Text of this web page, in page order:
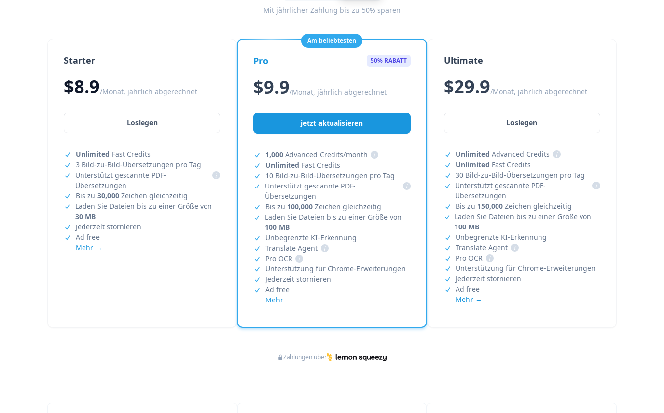
Mit jährlicher Zahlung bis zu 50% sparen
Starter
$8.9/Monat, jährlich abgerechnet
Loslegen
Unlimited Fast Credits
3 Bild-zu-Bild-Übersetzungen pro Tag
Unterstützt gescannte PDF-
Übersetzungen
i
Bis zu 30,000 Zeichen gleichzeitig
Laden Sie Dateien bis zu einer Größe von
30 MB
Jederzeit stornieren
Ad free
Mehr →
Am beliebtesten
Pro 50% RABATT
$9.9/Monat, jährlich abgerechnet
jetzt aktualisieren
1,000 Advanced Credits/month
i
Unlimited Fast Credits
10 Bild-zu-Bild-Übersetzungen pro Tag
Unterstützt gescannte PDF-
Übersetzungen
i
Bis zu 100,000 Zeichen gleichzeitig
Laden Sie Dateien bis zu einer Größe von
100 MB
Unbegrenzte KI-Erkennung
Translate Agent
i
Pro OCR
i
Unterstützung für Chrome-Erweiterungen
Jederzeit stornieren
Ad free
Mehr →
Ultimate
$29.9/Monat, jährlich abgerechnet
Loslegen
Unlimited Advanced Credits
i
Unlimited Fast Credits
30 Bild-zu-Bild-Übersetzungen pro Tag
Unterstützt gescannte PDF-
Übersetzungen
i
Bis zu 150,000Zeichen gleichzeitig
Laden Sie Dateien bis zu einer Größe von
100 MB
Unbegrenzte KI-Erkennung
Translate Agent
i
Pro OCR
i
Unterstützung für Chrome-Erweiterungen
Jederzeit stornieren
Ad free
Mehr →
Zahlungen über